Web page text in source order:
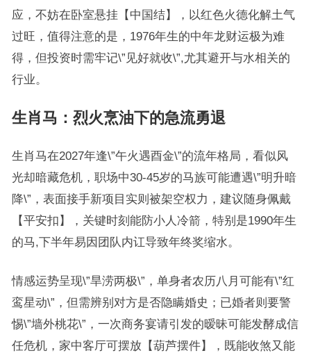
应，不妨在卧室悬挂【中国结】，以红色火德化解土气
过旺，值得注意的是，1976年生的中年龙财运极为难
得，但投资时需牢记\”见好就收\”,尤其避开与水相关的
行业。
生肖马：烈火烹油下的急流勇退
生肖马在2027年逢\”午火遇酉金\”的流年格局，看似风
光却暗藏危机，职场中30-45岁的马族可能遭遇\”明升暗
降\”，表面接手新项目实则被架空权力，建议随身佩戴
【平安扣】，关键时刻能防小人冷箭，特别是1990年生
的马,下半年易因团队内讧导致年终奖缩水。
情感运势呈现\”旱涝两极\”，单身者农历八月可能有\”红
鸾星动\”，但需辨别对方是否隐瞒婚史；已婚者则要警
惕\”墙外桃花\”，一次商务宴请引发的暧昧可能发酵成信
任危机，家中客厅可摆放【葫芦摆件】，既能收煞又能